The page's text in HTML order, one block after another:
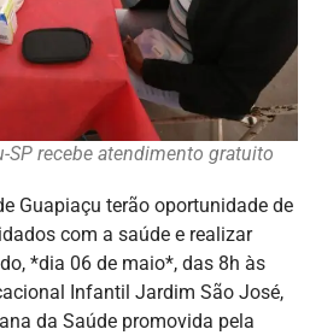
SP recebe atendimento gratuito
Guapiaçu terão oportunidade de
com a saúde e realizar
*dia 06 de maio*, das 8h às
Infantil Jardim São José,
da Saúde promovida pela